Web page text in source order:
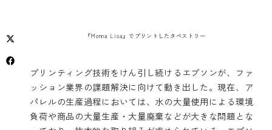
『Monna Lisa』でプリントしたタペストリー
プリンティング技術をけん引し続けるエプソンが、ファ
ッション業界の課題解決に向けて動き出した。現在、ア
パレルの生産過程においては、水の大量使用による環境
負荷や商品の大量生産・大量廃棄などが大きな問題とな